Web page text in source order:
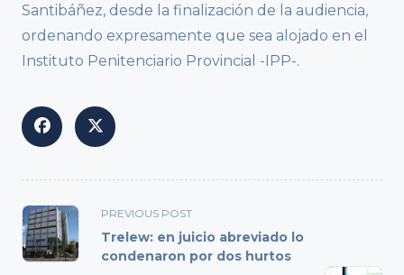
Santibáñez, desde la finalización de la audiencia,
ordenando expresamente que sea alojado en el
Instituto Penitenciario Provincial -IPP-.
<span
class="nav-
subtitle
PREVIOUS POST
Trelew: en juicio abreviado lo
condenaron por dos hurtos